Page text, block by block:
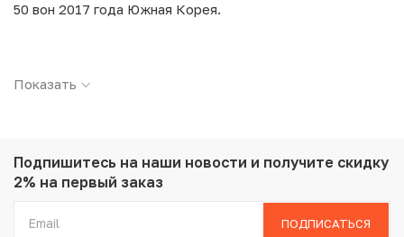
50 вон 2017 года Южная Корея.
Страна: Южная Корея
Вес: 4.16 г
Диаметр: 21.16 мм
Показать
Подпишитесь на наши новости и получите скидку
2% на первый заказ
ПОДПИСАТЬСЯ